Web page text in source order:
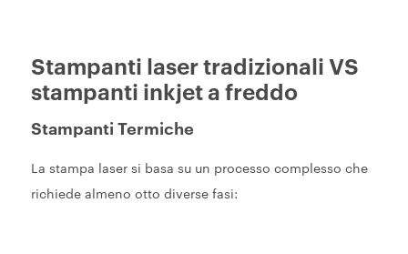
Stampanti laser tradizionali VS
stampanti inkjet a freddo
Stampanti Termiche
La stampa laser si basa su un processo complesso che
richiede almeno otto diverse fasi: